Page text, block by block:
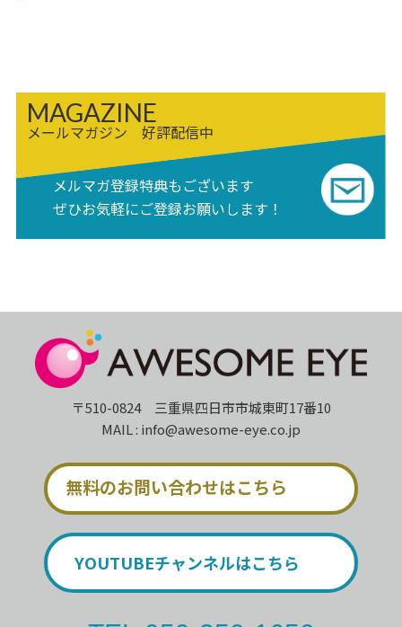
MAGAZINE
メールマガジン 好評配信中
メルマガ登録特典もございます
ぜひお気軽にご登録お願いします！
〒510-0824 三重県四日市市城東町17番10
MAIL : info@awesome-eye.co.jp
無料のお問い合わせはこちら
YOUTUBEチャンネルはこちら